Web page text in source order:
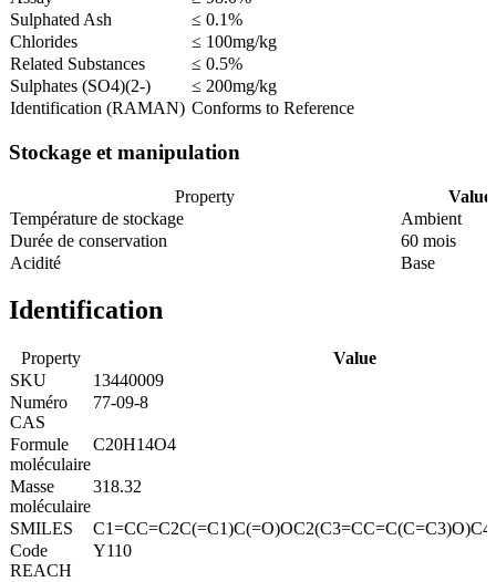
Sulphated Ash
≤ 0.1%
Chlorides
≤ 100mg/kg
Related Substances
≤ 0.5%
Sulphates (SO4)(2-)
≤ 200mg/kg
Identification (RAMAN) Conforms to Reference
Stockage et manipulation
Property
Value
Température de stockage
Ambient
Durée de conservation
60 mois
Acidité
Base
Identification
Property
Value
SKU
13440009
Numéro
CAS
77-09-8
Formule
moléculaire
C20H14O4
Masse
moléculaire
318.32
SMILES
Code
REACH
Y110